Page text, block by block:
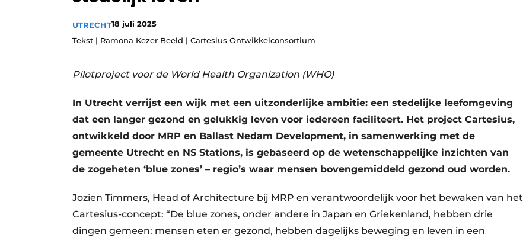
Vacature aanmelden
Video’s
UTRECHT18 juli 2025
Tekst | Ramona Kezer Beeld | Cartesius Ontwikkelconsortium
Pilotproject voor de World Health Organization (WHO)
In Utrecht verrijst een wijk met een uitzonderlijke ambitie: een stedelijke leefomgeving
dat een langer gezond en gelukkig leven voor iedereen faciliteert. Het project Cartesius,
ontwikkeld door MRP en Ballast Nedam Development, in samenwerking met de
gemeente Utrecht en NS Stations, is gebaseerd op de wetenschappelijke inzichten van
de zogeheten ‘blue zones’ – regio’s waar mensen bovengemiddeld gezond oud worden.
Jozien Timmers, Head of Architecture bij MRP en verantwoordelijk voor het bewaken van het
Cartesius-concept: “De blue zones, onder andere in Japan en Griekenland, hebben drie
dingen gemeen: mensen eten er gezond, hebben dagelijks beweging en leven in een